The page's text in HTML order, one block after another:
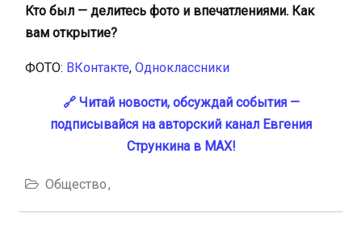
Кто был — делитесь фото и впечатлениями. Как
вам открытие?
ФОТО: ВКонтакте, Одноклассники
🔗 Читай новости, обсуждай события —
подписывайся на авторский канал Евгения
Стрункина в MAX!
Общество